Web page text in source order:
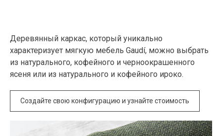
Деревянный каркас, который уникально
характеризует мягкую мебель Gaudí, можно выбрать
из натурального, кофейного и черноокрашенного
ясеня или из натурального и кофейного ироко.
Создайте свою конфигурацию и узнайте стоимость